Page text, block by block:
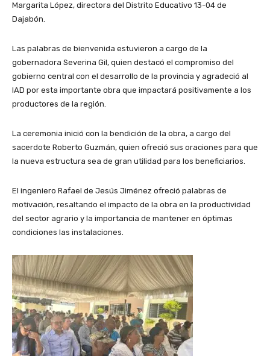
Margarita López, directora del Distrito Educativo 13-04 de
Dajabón.
Las palabras de bienvenida estuvieron a cargo de la
gobernadora Severina Gil, quien destacó el compromiso del
gobierno central con el desarrollo de la provincia y agradeció al
IAD por esta importante obra que impactará positivamente a los
productores de la región.
La ceremonia inició con la bendición de la obra, a cargo del
sacerdote Roberto Guzmán, quien ofreció sus oraciones para que
la nueva estructura sea de gran utilidad para los beneficiarios.
El ingeniero Rafael de Jesús Jiménez ofreció palabras de
motivación, resaltando el impacto de la obra en la productividad
del sector agrario y la importancia de mantener en óptimas
condiciones las instalaciones.